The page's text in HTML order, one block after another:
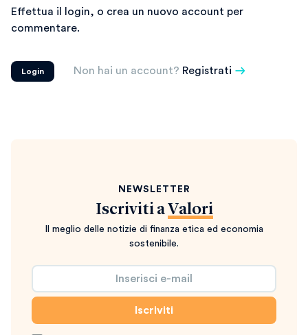
Effettua il login, o crea un nuovo account per
commentare.
Login Non hai un account? Registrati
NEWSLETTER
Iscriviti a Valori
Il meglio delle notizie di finanza etica ed economia
sostenibile.